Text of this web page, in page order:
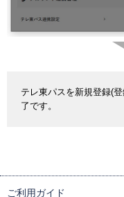
テレ東パスを新規登録(
了です。
ご利用ガイド